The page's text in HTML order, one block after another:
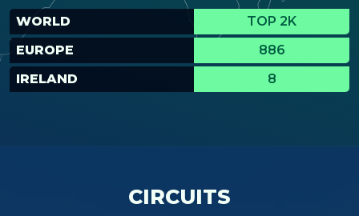
WORLD
TOP 2K
EUROPE
886
IRELAND
8
CIRCUITS